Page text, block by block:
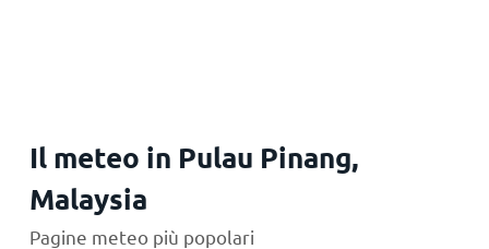
Il meteo in Pulau Pinang,
Malaysia
Pagine meteo più popolari